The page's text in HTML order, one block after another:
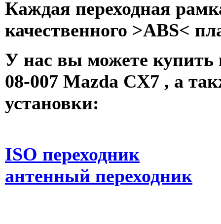
Каждая переходная
качественного >ABS<
У нас вы можете купить
08-007 Mazda CX7 , а
установки:
ISO переходник
антенный переходник